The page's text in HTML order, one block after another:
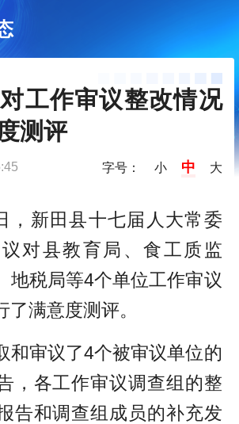
工作审议整改情况
测评
字号： 小 中 大
新田县十七届人大常委
对县教育局、食工质监
地税局等4个单位工作审议
满意度测评。
审议了4个被审议单位的
，各工作审议调查组的整
告和调查组成员的补充发